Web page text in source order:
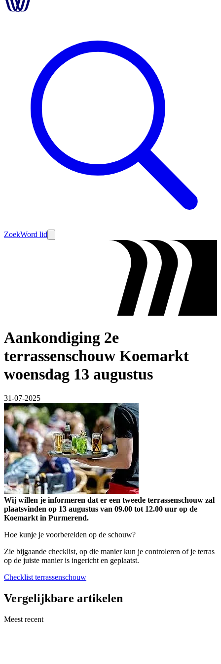
ZoekWord lid
Aankondiging 2e
terrassenschouw Koemarkt
woensdag 13 augustus
31-07-2025
Wij willen je informeren dat er een tweede terrassenschouw zal
plaatsvinden op 13 augustus van 09.00 tot 12.00 uur op de
Koemarkt in Purmerend.
Hoe kunje je voorbereiden op de schouw?
Zie bijgaande checklist, op die manier kun je controleren of je terras
op de juiste manier is ingericht en geplaatst.
Checklist terrassenschouw
Vergelijkbare artikelen
Meest recent